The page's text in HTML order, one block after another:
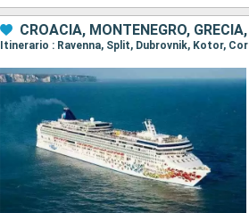
CROACIA, MONTENEGRO,
Itinerario : Ravenna, Split, Dubrovnik, Kotor,